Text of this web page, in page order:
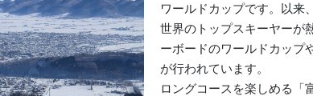
ワールドカップです。以来
世界のトップスキーヤーが
ーボードのワールドカップ
が行われています。
ロングコースを楽しめる「